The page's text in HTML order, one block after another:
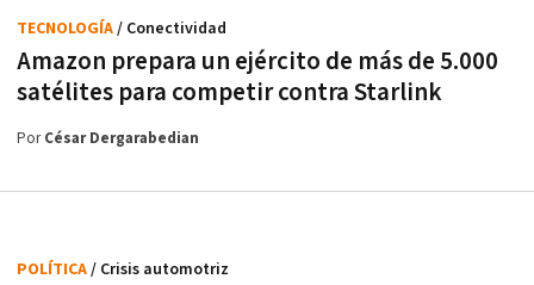
Amazon prepara un ejército de más de 5.000
satélites para competir contra Starlink
TECNOLOGÍA/ Conectividad
PorCésar Dergarabedian
POLÍTICA/ Crisis automotriz